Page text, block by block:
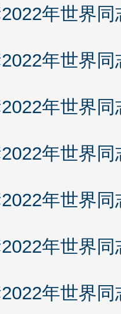
年世界
年世界
年世界
年世界
年世界
年世界
年世界